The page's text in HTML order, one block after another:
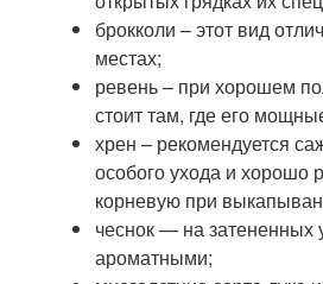
брокколи – этот вид
местах;
ревень – при хорошем
стоит там, где его
хрен – рекомендуется
особого ухода и хорошо
корневую при
чеснок — на затененных
ароматными;